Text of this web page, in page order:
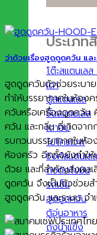
ประเภท
โต๊ะสแตนเลส
เตา
ตู้สแตนเลส
ชั้นสแตนเลส
เตาอบ
ไมโครเวฟ
ซิงค์สแตนเลส
ถังดักไขมัน
รถเข็น
ฮูดดูดควัน
ตู้อุ่นอาหาร
ถังน้ำแข็ง
ว่าด้วยเรื่องฮูดดูดควัน แล
ฮูดดูดควันตัวช่วยระบา
ทำให้บรรยากาศในห้อ
ควันหรือเครื่องดูดควัน
ควัน และกลิ่น ที่เกิดจาก
รบกวนบรรยากาศในห้
ห้องครัว อีกทั้งยังทำใ
ด้วย และที่สำคัญส่งผลเ
ดูดควัน จึงเป็นตัวช่วย
ฮูดดูดควัน และระบบ จ